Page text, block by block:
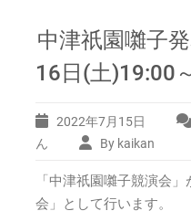
中津祇園囃子
16日(土)19:00
2022年7月15日
ん
By kaikan
「中津祇園囃子競演会
会」として行います。